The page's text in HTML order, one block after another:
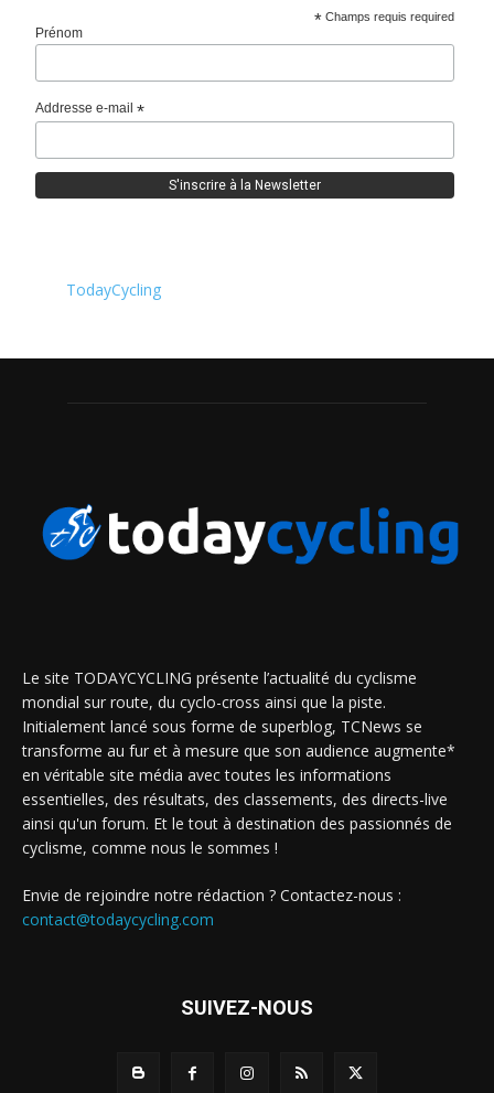
* Champs requis required
Prénom
Addresse e-mail*
TodayCycling
Le site TODAYCYCLING présente l’actualité du cyclisme
mondial sur route, du cyclo-cross ainsi que la piste.
Initialement lancé sous forme de superblog, TCNews se
transforme au fur et à mesure que son audience augmente*
en véritable site média avec toutes les informations
essentielles, des résultats, des classements, des directs-live
ainsi qu'un forum. Et le tout à destination des passionnés de
cyclisme, comme nous le sommes !
Envie de rejoindre notre rédaction ? Contactez-nous :
contact@todaycycling.com
SUIVEZ-NOUS